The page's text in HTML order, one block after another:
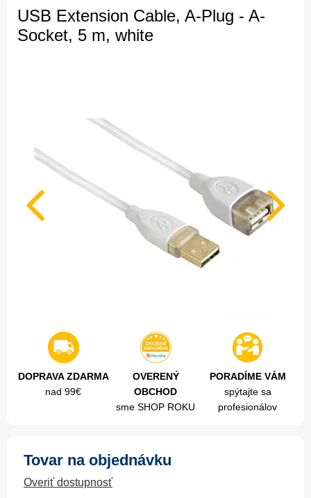
USB Extension Cable, A-Plug - A-
Socket, 5 m, white
DOPRAVA ZDARMA
nad 99€
OVERENÝ
OBCHOD
sme SHOP ROKU
PORADÍME VÁM
spýtajte sa
profesionálov
Tovar na objednávku
Overiť dostupnosť